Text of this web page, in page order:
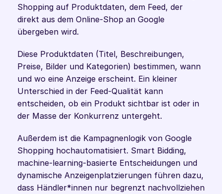
Shopping auf Produktdaten, dem Feed, der
direkt aus dem Online-Shop an Google
übergeben wird.
Diese Produktdaten (Titel, Beschreibungen,
Preise, Bilder und Kategorien) bestimmen, wann
und wo eine Anzeige erscheint. Ein kleiner
Unterschied in der Feed-Qualität kann
entscheiden, ob ein Produkt sichtbar ist oder in
der Masse der Konkurrenz untergeht.
Außerdem ist die Kampagnenlogik von Google
Shopping hochautomatisiert. Smart Bidding,
machine-learning-basierte Entscheidungen und
dynamische Anzeigenplatzierungen führen dazu,
dass Händler*innen nur begrenzt nachvollziehen